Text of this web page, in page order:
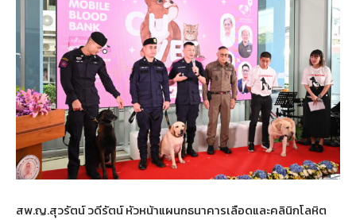
สพ.ญ.สุวรัตน์ วดีรัตน์ หัวหน้าแผนกธนาคารเลือดและคลินิกโลหิต